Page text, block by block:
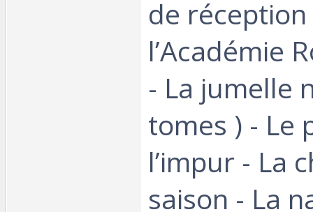
de réception
l’Académie
- La jumelle
tomes ) - Le
l’impur - La
saison - La